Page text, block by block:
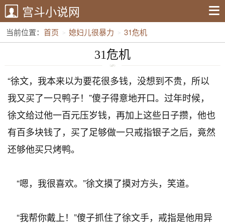
宫斗小说网
当前位置： 首页 媳妇儿很暴力 31危机
31危机
“徐文，我本来以为要花很多钱，没想到不贵，所以
我又买了一只鸭子！”傻子得意地开口。过年时候，
徐文给过他一百元压岁钱，再加上这些日子攒，他也
有百多块钱了，买了足够做一只戒指银子之后，竟然
还够他买只烤鸭。
“嗯，我很喜欢。”徐文摸了摸对方头，笑道。
“我帮你戴上！”傻子抓住了徐文手，戒指是他用异